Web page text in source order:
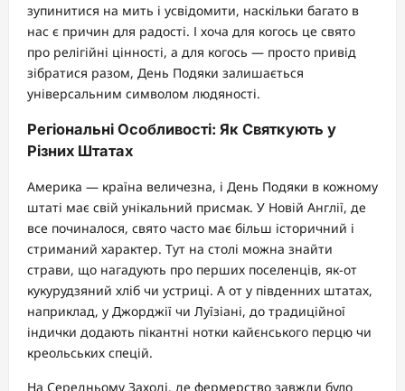
зупинитися на мить і усвідомити, наскільки багато в
нас є причин для радості. І хоча для когось це свято
про релігійні цінності, а для когось — просто привід
зібратися разом, День Подяки залишається
універсальним символом людяності.
Регіональні Особливості: Як Святкують у
Різних Штатах
Америка — країна величезна, і День Подяки в кожному
штаті має свій унікальний присмак. У Новій Англії, де
все починалося, свято часто має більш історичний і
стриманий характер. Тут на столі можна знайти
страви, що нагадують про перших поселенців, як-от
кукурудзяний хліб чи устриці. А от у південних штатах,
наприклад, у Джорджії чи Луїзіані, до традиційної
індички додають пікантні нотки кайєнського перцю чи
креольських спецій.
На Середньому Заході, де фермерство завжди було